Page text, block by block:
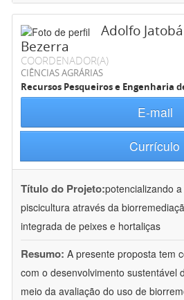
Adolfo
Bezerra
COORDENADOR(A)
CIÊNCIAS AGRÁRIAS
Recursos Pesqueiros e Engenharia
E-mail
Currículo
Título do Projeto:potencializando
piscicultura através da
integrada de peixes e hortaliças
Resumo: A presente proposta tem
com o desenvolvimento sustentável
meio da avaliação do uso de